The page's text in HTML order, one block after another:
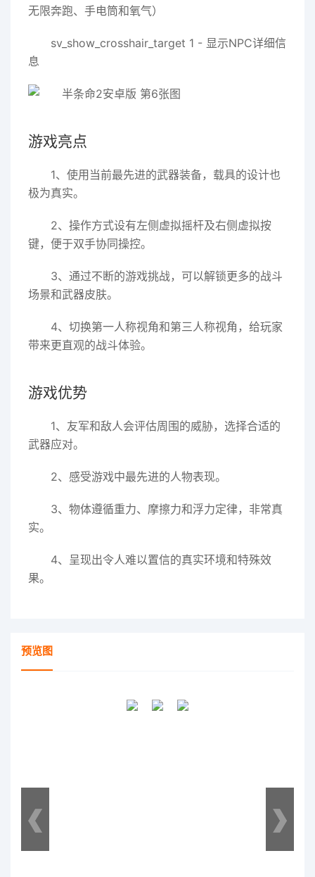
无限奔跑、手电筒和氧气）
sv_show_crosshair_target 1 - 显示NPC详细信
息
游戏亮点
1、使用当前最先进的武器装备，载具的设计也
极为真实。
2、操作方式设有左侧虚拟摇杆及右侧虚拟按
键，便于双手协同操控。
3、通过不断的游戏挑战，可以解锁更多的战斗
场景和武器皮肤。
4、切换第一人称视角和第三人称视角，给玩家
带来更直观的战斗体验。
游戏优势
1、友军和敌人会评估周围的威胁，选择合适的
武器应对。
2、感受游戏中最先进的人物表现。
3、物体遵循重力、摩擦力和浮力定律，非常真
实。
4、呈现出令人难以置信的真实环境和特殊效
果。
预览图